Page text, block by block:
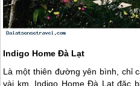
Indigo Home Đà Lạt
Là một thiên đường yên bình, chỉ
vài km, Indigo HomeĐà Lạtđặc